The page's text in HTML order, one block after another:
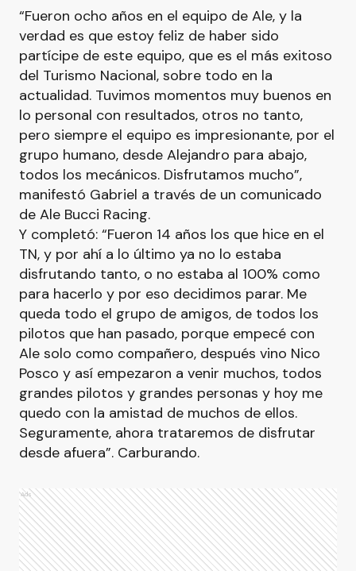
“Fueron ocho años en el equipo de Ale, y la
verdad es que estoy feliz de haber sido
partícipe de este equipo, que es el más exitoso
del Turismo Nacional, sobre todo en la
actualidad. Tuvimos momentos muy buenos en
lo personal con resultados, otros no tanto,
pero siempre el equipo es impresionante, por el
grupo humano, desde Alejandro para abajo,
todos los mecánicos. Disfrutamos mucho”,
manifestó Gabriel a través de un comunicado
de Ale Bucci Racing.
Y completó: “Fueron 14 años los que hice en el
TN, y por ahí a lo último ya no lo estaba
disfrutando tanto, o no estaba al 100% como
para hacerlo y por eso decidimos parar. Me
queda todo el grupo de amigos, de todos los
pilotos que han pasado, porque empecé con
Ale solo como compañero, después vino Nico
Posco y así empezaron a venir muchos, todos
grandes pilotos y grandes personas y hoy me
quedo con la amistad de muchos de ellos.
Seguramente, ahora trataremos de disfrutar
desde afuera”. Carburando.
Ads